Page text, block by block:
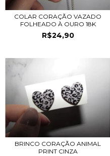
COLAR CORAÇÃO VAZADO
FOLHEADO À OURO 18K
R$24,90
BRINCO CORAÇÃO ANIMAL
PRINT CINZA